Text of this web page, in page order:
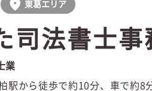
東葛エリア
司法書士事
業
駅から徒歩で約10分、車で約8